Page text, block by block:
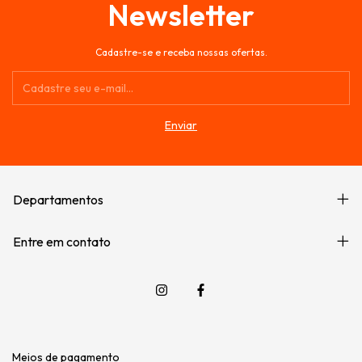
Newsletter
Cadastre-se e receba nossas ofertas.
Departamentos
Entre em contato
Meios de pagamento